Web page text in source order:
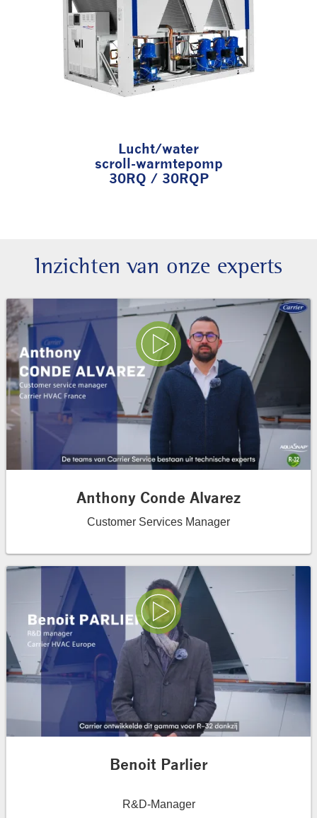
Lucht/water
scroll-warmtepomp
30RQ / 30RQP
Inzichten van onze experts
Play Video
Anthony Conde Alvarez
Customer Services Manager
Play Video
Benoit Parlier
R&D-Manager